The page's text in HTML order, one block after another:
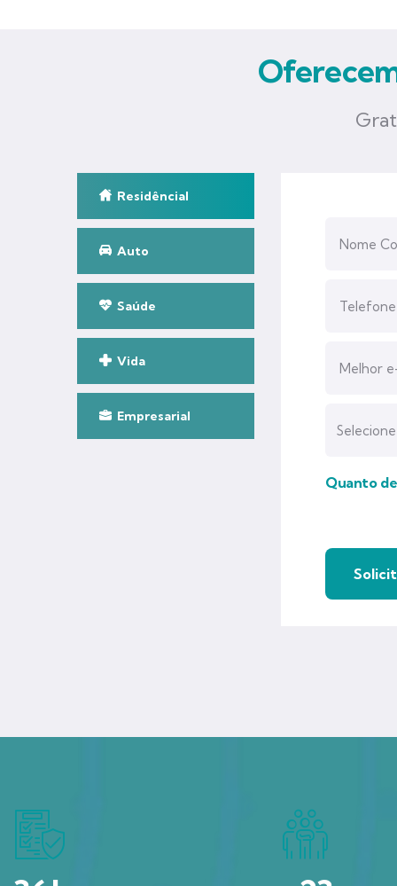
Residêncial
Auto
Saúde
Vida
Empresarial
Quanto